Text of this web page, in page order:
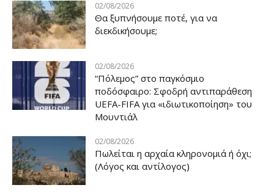
02/08/2026
Θα ξυπνήσουμε ποτέ, για να
διεκδικήσουμε;
02/08/2026
“Πόλεμος” στο παγκόσμιο
ποδόσφαιρο: Σφοδρή αντιπαράθεση
UEFA-FIFA για «ιδιωτικοποίηση» του
Μουντιάλ
02/08/2026
Πωλείται η αρχαία κληρονομιά ή όχι;
(Λόγος και αντίλογος)